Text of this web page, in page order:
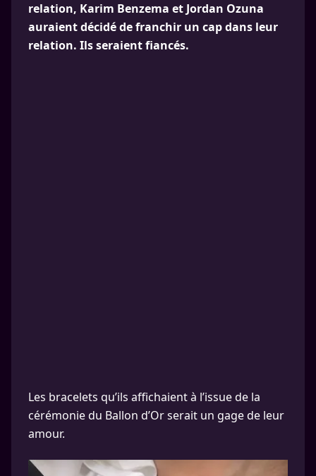
relation, Karim Benzema et Jordan Ozuna
auraient décidé de franchir un cap dans leur
relation. Ils seraient fiancés.
Les bracelets qu’ils affichaient à l’issue de la
cérémonie du Ballon d’Or serait un gage de leur
amour.